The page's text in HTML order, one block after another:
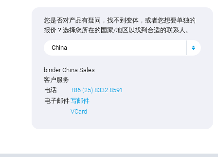
您是否对产品有疑问，找不到变体，或者您想要单独的
报价？选择您所在的国家/地区以找到合适的联系人。
China
binder China Sales
客户服务
电话
+86 (25) 8332 8591
电子邮件写邮件
VCard